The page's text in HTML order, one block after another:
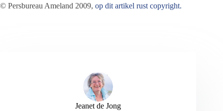
© Persbureau Ameland 2009, op dit artikel rust copyright.
Jeanet de Jong